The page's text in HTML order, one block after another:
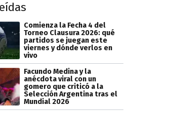
Comienza la Fecha 4 del
Torneo Clausura 2026: qué
partidos se juegan este
viernes y dónde verlos en
vivo
Facundo Medina y la
anécdota viral con un
gomero que criticó a la
Selección Argentina tras el
Mundial 2026